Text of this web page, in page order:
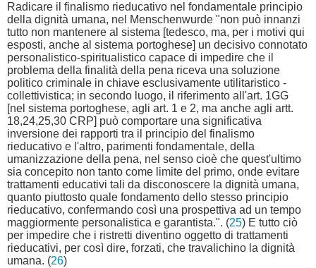
Radicare il finalismo rieducativo nel fondamentale principio
della dignità umana, nel Menschenwurde "non può innanzi
tutto non mantenere al sistema [tedesco, ma, per i motivi qui
esposti, anche al sistema portoghese] un decisivo connotato
personalistico-spiritualistico capace di impedire che il
problema della finalità della pena riceva una soluzione
politico criminale in chiave esclusivamente utilitaristico -
collettivistica; in secondo luogo, il riferimento all'art. 1GG
[nel sistema portoghese, agli art. 1 e 2, ma anche agli artt.
18,24,25,30 CRP] può comportare una significativa
inversione dei rapporti tra il principio del finalismo
rieducativo e l'altro, parimenti fondamentale, della
umanizzazione della pena, nel senso cioè che quest'ultimo
sia concepito non tanto come limite del primo, onde evitare
trattamenti educativi tali da disconoscere la dignità umana,
quanto piuttosto quale fondamento dello stesso principio
rieducativo, confermando così una prospettiva ad un tempo
maggiormente personalistica e garantista.". (25) E tutto ciò
per impedire che i ristretti diventino oggetto di trattamenti
rieducativi, per così dire, forzati, che travalichino la dignità
umana. (26)